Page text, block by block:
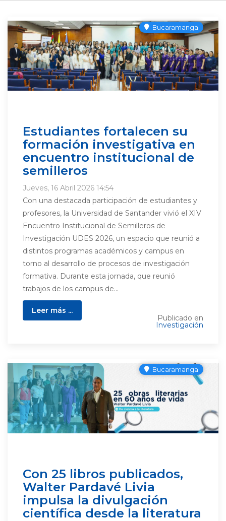
Bucaramanga
Estudiantes fortalecen su
formación investigativa en
encuentro institucional de
semilleros
Jueves, 16 Abril 2026 14:54
Con una destacada participación de estudiantes y
profesores, la Universidad de Santander vivió el XIV
Encuentro Institucional de Semilleros de
Investigación UDES 2026, un espacio que reunió a
distintos programas académicos y campus en
torno al desarrollo de procesos de investigación
formativa. Durante esta jornada, que reunió
trabajos de los campus de...
Leer más ...
Publicado en
Investigación
Bucaramanga
Con 25 libros publicados,
Walter Pardavé Livia
impulsa la divulgación
científica desde la literatura